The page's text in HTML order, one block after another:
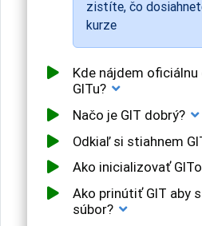
zistíte, čo
kurze
Kde nájdem
GITu?
Načo je GIT dobrý?
Odkiaľ si stiahnem
Ako inicializovať
Ako prinútiť GIT aby
súbor?